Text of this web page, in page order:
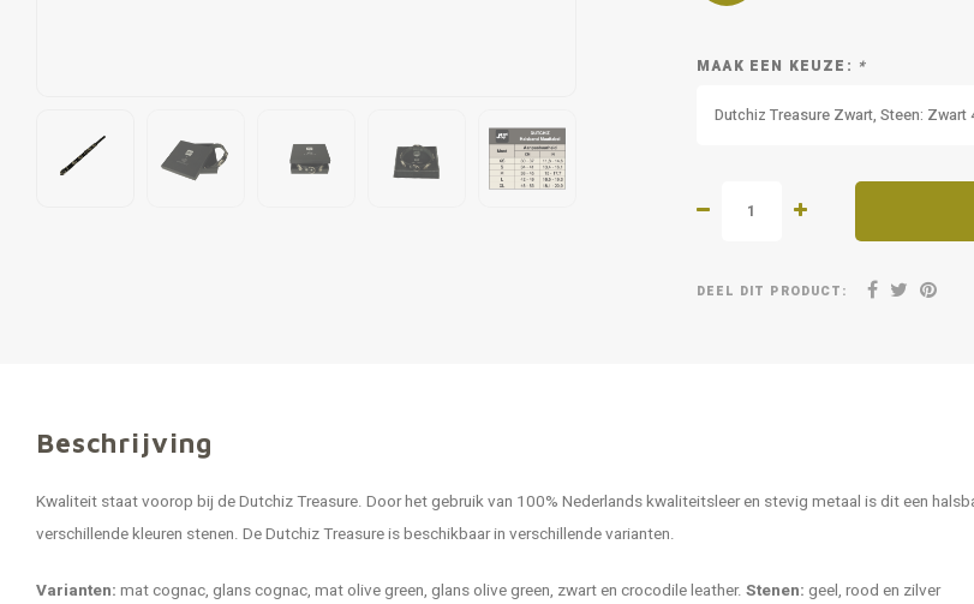
MAAK EEN KEUZE: *
Dutchiz Treasure Zwart, Steen: Zwart
DEEL DIT PRODUCT:
Beschrijving
Kwaliteit staat voorop bij de Dutchiz Treasure. Door het gebruik van 100% Nederlands kwaliteitsleer en stevig metaal is dit een
verschillende kleuren stenen. De Dutchiz Treasure is beschikbaar in verschillende varianten.
Varianten: mat cognac, glans cognac, mat olive green, glans olive green, zwart en crocodile leather. Stenen: geel, rood en zilver